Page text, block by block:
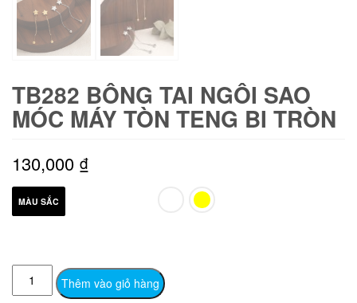
TB282 BÔNG TAI NGÔI SAO
MÓC MÁY TÒN TENG BI TRÒN
130,000 ₫
MÀU SẮC
TB282
Bông
Thêm vào giỏ hàng